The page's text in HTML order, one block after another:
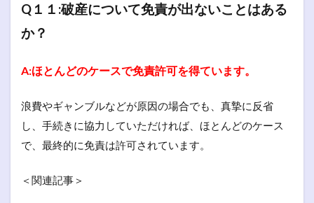
Q１１:破産について免責が出ないことはある
か？
A:ほとんどのケースで免責許可を得ています。
浪費やギャンブルなどが原因の場合でも、真摯に反省
し、手続きに協力していただければ、ほとんどのケース
で、最終的に免責は許可されています。
＜関連記事＞